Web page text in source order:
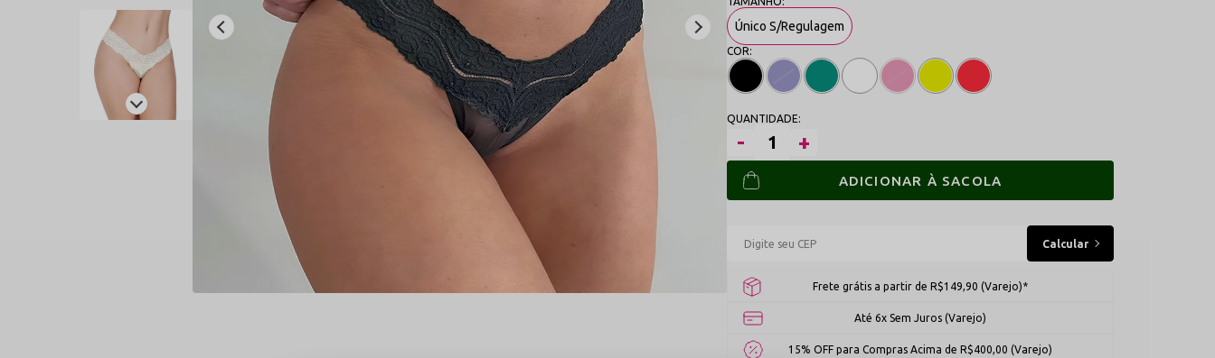
Único S/Regulagem
ADICIONAR À SACOLA
Frete grátis a partir de R$149,90 (Varejo)*
Até 6x Sem Juros (Varejo)
15% OFF para Compras Acima de R$400,00 (Varejo)